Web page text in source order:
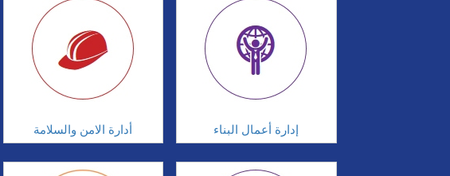
أدارة الامن والسلامة إدارة أعمال البناء